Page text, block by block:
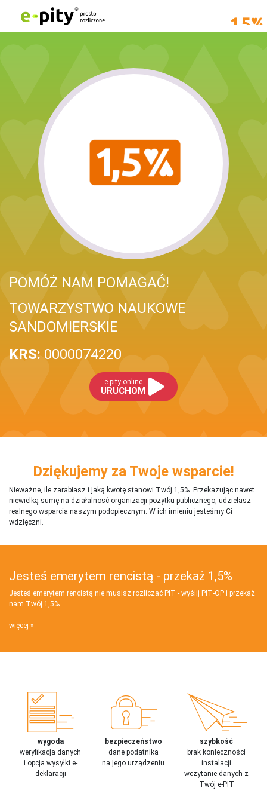
POMÓŻ NAM POMAGAĆ!
TOWARZYSTWO NAUKOWE
SANDOMIERSKIE
KRS: 0000074220
e-pity online
URUCHOM
Dziękujemy za Twoje wsparcie!
Nieważne, ile zarabiasz i jaką kwotę stanowi Twój 1,5%. Przekazując nawet
niewielką sumę na działalnosć organizacji pożytku publicznego, udzielasz
realnego wsparcia naszym podopiecznym. W ich imieniu jesteśmy Ci
wdzięczni.
Jesteś emerytem rencistą - przekaż 1,5%
Jesteś emerytem rencistą nie musisz rozliczać PIT - wyślij PIT‑OP i przekaż
nam Twój 1,5%
więcej
wygoda
weryfikacja danych
i opcja wysyłki e-
deklaracji
bezpieczeństwo
dane podatnika
na jego urządzeniu
szybkość
brak konieczności
instalacji
wczytanie danych z
Twój e-PIT